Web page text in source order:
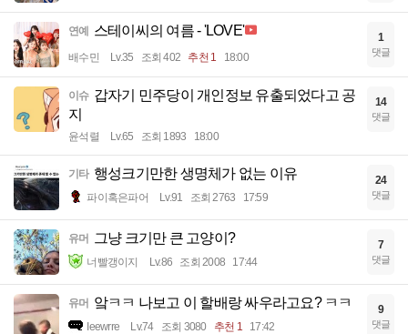
연예 스테이씨의 여름 - 'LOVE'
배수민 Lv.35 조회 402 추천 1 18:00
1
댓글
이슈 갑자기 민주당이 개인정보 유출되었다고 공
지
윤석렬 Lv.65 조회 1893 18:00
14
댓글
기타 행성크기만한 생명체가 없는 이유
파이혹은파어 Lv.91 조회 2763 17:59
24
댓글
유머 그냥 크기만 큰 고양이?
너빨갱이지 Lv.86 조회 2008 17:44
7
댓글
유머 앜ㅋㅋ 나보고 이 할배랑 싸우라고요? ㅋㅋ
Ieewrre Lv.74 조회 3080 추천 1 17:42
9
댓글